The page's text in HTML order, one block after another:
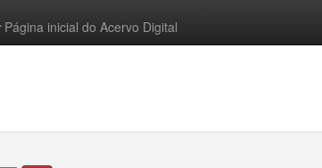
Página inicial do Acervo Digital